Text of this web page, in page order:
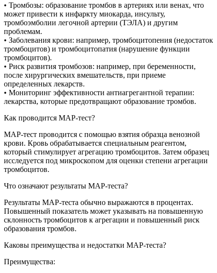
• Тромбозы: образование тромбов в артериях или венах, что
может привести к инфаркту миокарда, инсульту,
тромбоэмболии легочной артерии (ТЭЛА) и другим
проблемам.
• Заболевания крови: например, тромбоцитопения (недостаток
тромбоцитов) и тромбоцитопатия (нарушение функции
тромбоцитов).
• Риск развития тромбозов: например, при беременности,
после хирургических вмешательств, при приеме
определенных лекарств.
• Мониторинг эффективности антиагрегантной терапии:
лекарства, которые предотвращают образование тромбов.
Как проводится МАР-тест?
МАР-тест проводится с помощью взятия образца венозной
крови. Кровь обрабатывается специальным реагентом,
который стимулирует агрегацию тромбоцитов. Затем образец
исследуется под микроскопом для оценки степени агрегации
тромбоцитов.
Что означают результаты МАР-теста?
Результаты МАР-теста обычно выражаются в процентах.
Повышенный показатель может указывать на повышенную
склонность тромбоцитов к агрегации и повышенный риск
образования тромбов.
Каковы преимущества и недостатки МАР-теста?
Преимущества: